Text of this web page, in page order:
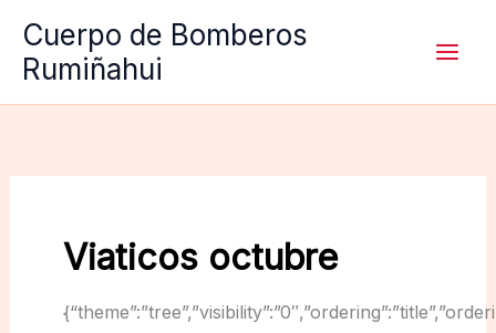
contenido
Cuerpo de Bomberos
Rumiñahui
Viaticos octubre